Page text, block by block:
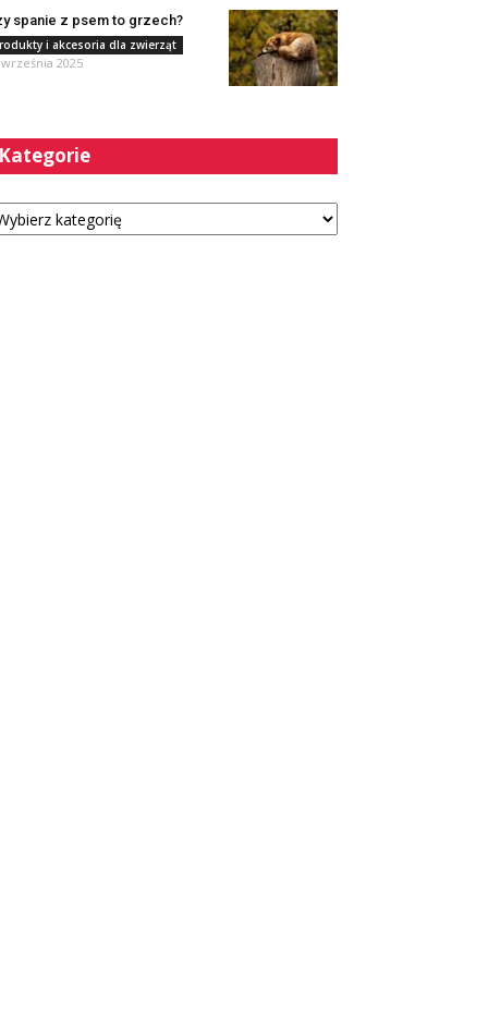
spanie z psem to grzech?
i akcesoria dla zwierząt
2025
Kategorie